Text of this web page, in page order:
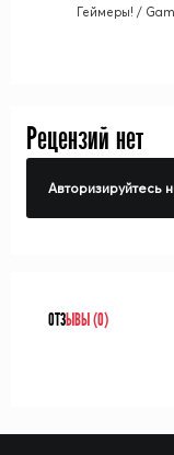
Геймеры! /
Рецензий нет
Авторизируйтесь
ОТЗЫВЫ (0)